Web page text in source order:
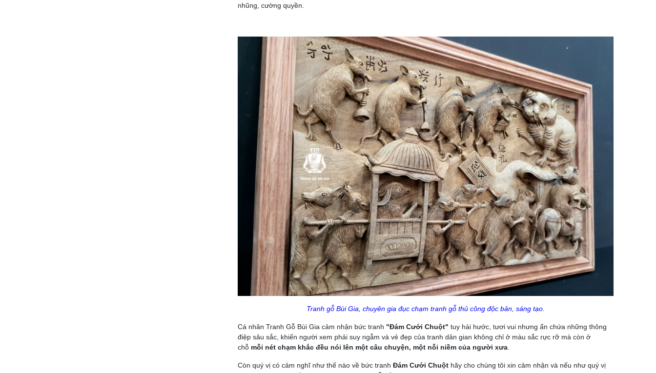
nhũng, cường quyền.
Tranh gỗ Bùi Gia, chuyên gia đục chạm tranh gỗ thủ công độc bản, sáng tạo.
Cá nhân Tranh Gỗ Bùi Gia cảm nhận bức tranh "Đám Cưới Chuột" tuy hài hước, tươi vui nhưng ẩn chứa những thông
điệp sâu sắc, khiến người xem phải suy ngẫm và vẻ đẹp của tranh dân gian không chỉ ở màu sắc rực rỡ mà còn ở
chỗ mỗi nét chạm khắc đều nói lên một câu chuyện, một nỗi niềm của người xưa
Còn quý vị có cảm nghĩ như thế nào về bức tranh Đám Cưới Chuột hãy cho chúng tôi xin cảm nhận và nếu như quý vị